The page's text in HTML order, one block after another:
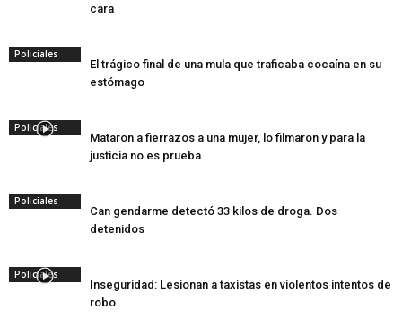
cara
Policiales
El trágico final de una mula que traficaba cocaína en su
estómago
Policiales
Mataron a fierrazos a una mujer, lo filmaron y para la
justicia no es prueba
Policiales
Can gendarme detectó 33 kilos de droga. Dos
detenidos
Policiales
Inseguridad: Lesionan a taxistas en violentos intentos de
robo